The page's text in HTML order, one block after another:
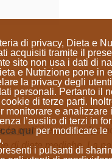
di privacy, Dieta e
acquisiti tramite il
sito non usa i dati di
e Nutrizione pone in
la privacy degli
personali. Pertanto il
di terze parti.
monitorare e analizzare
l’ausilio di terzi in
qui per modificare le
i pulsanti di
le pratiche che svolgo
di diete mediche. La